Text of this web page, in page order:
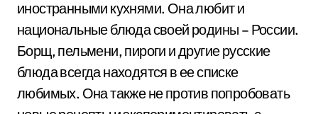
иностранными кухнями. Она любит и
национальные блюда своей родины – России.
Борщ, пельмени, пироги и другие русские
блюда всегда находятся в ее списке
любимых. Она также не против попробовать